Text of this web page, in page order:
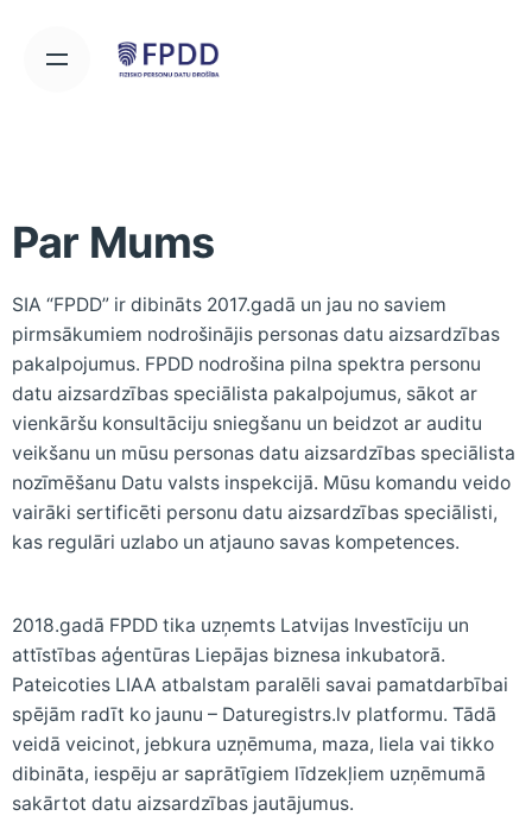
Par Mums
SIA “FPDD” ir dibināts 2017.gadā un jau no saviem
pirmsākumiem nodrošinājis personas datu aizsardzības
pakalpojumus. FPDD nodrošina pilna spektra personu
datu aizsardzības speciālista pakalpojumus, sākot ar
vienkāršu konsultāciju sniegšanu un beidzot ar auditu
veikšanu un mūsu personas datu aizsardzības speciālista
nozīmēšanu Datu valsts inspekcijā. Mūsu komandu veido
vairāki sertificēti personu datu aizsardzības speciālisti,
kas regulāri uzlabo un atjauno savas kompetences.
2018.gadā FPDD tika uzņemts Latvijas Investīciju un
attīstības aģentūras Liepājas biznesa inkubatorā.
Pateicoties LIAA atbalstam paralēli savai pamatdarbībai
spējām radīt ko jaunu – Daturegistrs.lv platformu. Tādā
veidā veicinot, jebkura uzņēmuma, maza, liela vai tikko
dibināta, iespēju ar saprātīgiem līdzekļiem uzņēmumā
sakārtot datu aizsardzības jautājumus.